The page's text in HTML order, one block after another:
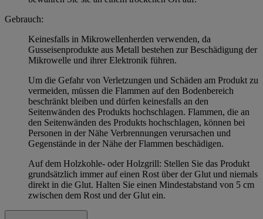
Gebrauch:
Keinesfalls in Mikrowellenherden verwenden, da
Gusseisenprodukte aus Metall bestehen zur Beschädigung der
Mikrowelle und ihrer Elektronik führen.
Um die Gefahr von Verletzungen und Schäden am Produkt zu
vermeiden, müssen die Flammen auf den Bodenbereich
beschränkt bleiben und dürfen keinesfalls an den
Seitenwänden des Produkts hochschlagen. Flammen, die an
den Seitenwänden des Produkts hochschlagen, können bei
Personen in der Nähe Verbrennungen verursachen und
Gegenstände in der Nähe der Flammen beschädigen.
Auf dem Holzkohle- oder Holzgrill: Stellen Sie das Produkt
grundsätzlich immer auf einen Rost über der Glut und niemals
direkt in die Glut. Halten Sie einen Mindestabstand von 5 cm
zwischen dem Rost und der Glut ein.